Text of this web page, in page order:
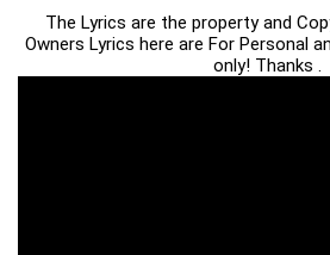
The Lyrics are the property and
Owners Lyrics here are For Personal
only! Thanks .